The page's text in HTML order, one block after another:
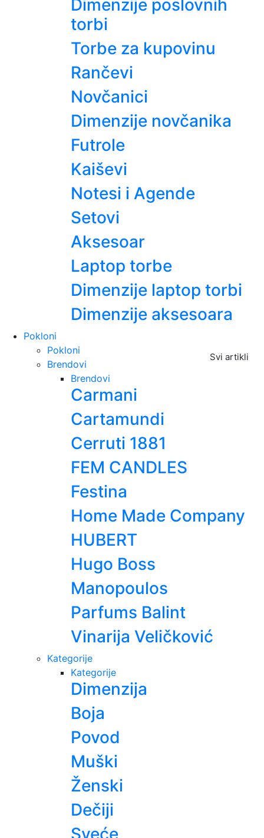
Dimenzije poslovnih
torbi
Torbe za kupovinu
Rančevi
Novčanici
Dimenzije novčanika
Futrole
Kaiševi
Notesi i Agende
Setovi
Aksesoar
Laptop torbe
Dimenzije laptop torbi
Dimenzije aksesoara
Pokloni
Svi artikli
Pokloni
Brendovi
Brendovi
Carmani
Cartamundi
Cerruti 1881
FEM CANDLES
Festina
Home Made Company
HUBERT
Hugo Boss
Manopoulos
Parfums Balint
Vinarija Veličković
Kategorije
Kategorije
Dimenzija
Boja
Povod
Muški
Ženski
Dečiji